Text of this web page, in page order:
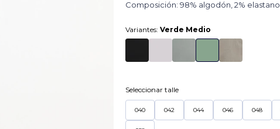
Composición: 98% algodón, 2% elastano
Variantes:Verde Medio
Seleccionar talle
040 042 044 046 048